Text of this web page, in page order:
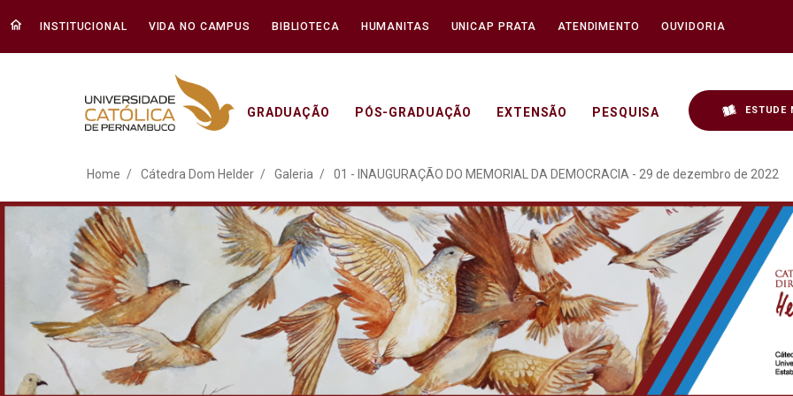
INSTITUCIONAL VIDA NO CAMPUS BIBLIOTECA HUMANITAS UNICAP PRATA ATENDIMENTO OUVIDORIA
GRADUAÇÃO PÓS-GRADUAÇÃO EXTENSÃO PESQUISA ESTUDE
ATO EM DEFESA DA DEMOCRACIA
Home Cátedra Dom Helder Galeria 01 - INAUGURAÇÃO DO MEMORIAL DA DEMOCRACIA - 29 de dezembro de 2022